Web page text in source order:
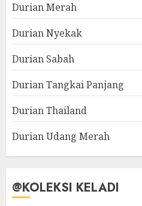
Durian Merah
Durian Nyekak
Durian Sabah
Durian Tangkai Panjang
Durian Thailand
Durian Udang Merah
@KOLEKSI KELADI